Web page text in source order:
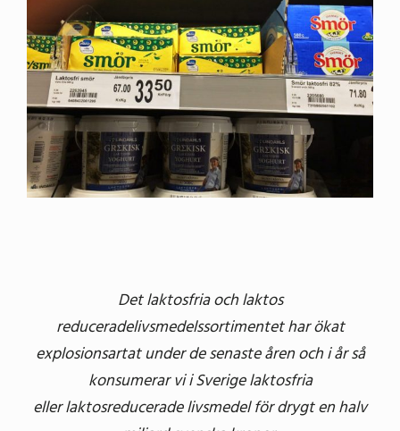
Det laktosfria och laktos
reduceradelivsmedelssortimentet har ökat
explosionsartat under de senaste åren och i år så
konsumerar vi i Sverige laktosfria
eller laktosreducerade livsmedel för drygt en halv